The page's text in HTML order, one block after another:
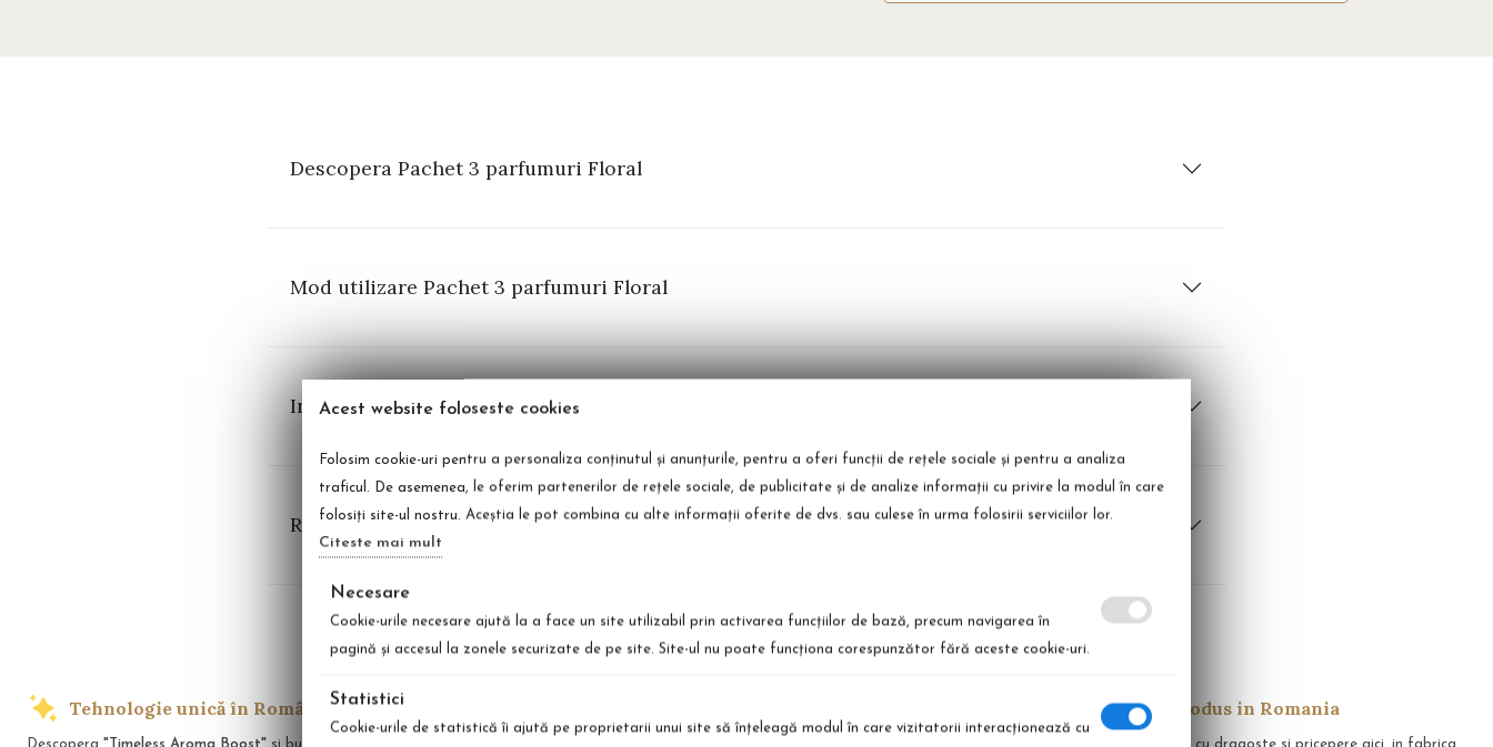
Descopera Pachet 3 parfumuri Floral
Mod utilizare Pachet 3 parfumuri Floral
Ingrediente Pachet 3 parfumuri Floral
Recenzii Pachet 3 parfumuri Floral
Tehnologie unică în România Produs in Romania
Acest website foloseste cookies
Folosim cookie-uri pentru a personaliza conținutul și anunțurile, pentru a oferi funcții de rețele sociale și pentru a analiza
traficul. De asemenea, le oferim partenerilor de rețele sociale, de publicitate și de analize informații cu privire la modul în care
folosiți site-ul nostru. Aceștia le pot combina cu alte informații oferite de dvs. sau culese în urma folosirii serviciilor lor.
Citeste mai mult
Necesare
Cookie-urile necesare ajută la a face un site utilizabil prin activarea funcţiilor de bază, precum navigarea în
pagină şi accesul la zonele securizate de pe site. Site-ul nu poate funcţiona corespunzător fără aceste cookie-uri.
Statistici
Cookie-urile de statistică îi ajută pe proprietarii unui site să înţeleagă modul în care vizitatorii interacţionează cu